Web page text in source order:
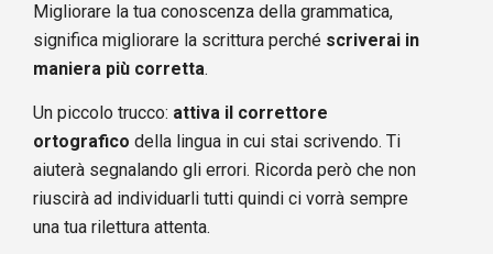
Migliorare la tua conoscenza della grammatica,
significa migliorare la scrittura perché scriverai in
maniera più corretta.
Un piccolo trucco: attiva il correttore
ortografico della lingua in cui stai scrivendo. Ti
aiuterà segnalando gli errori. Ricorda però che non
riuscirà ad individuarli tutti quindi ci vorrà sempre
una tua rilettura attenta.